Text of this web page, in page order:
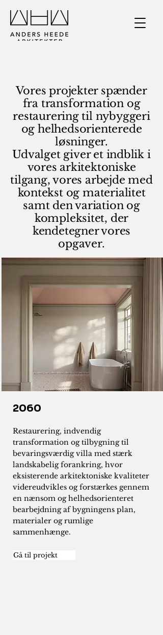
Vores projekter spænder
fra transformation og
restaurering til nybyggeri
og helhedsorienterede
løsninger.
Udvalget giver et indblik i
vores arkitektoniske
tilgang, vores arbejde med
kontekst og materialitet
samt den variation og
kompleksitet, der
kendetegner vores
opgaver.
2060
Restaurering, indvendig
transformation og tilbygning til
bevaringsværdig villa med stærk
landskabelig forankring, hvor
eksisterende arkitektoniske kvaliteter
videreudvikles og forstærkes gennem
en nænsom og helhedsorienteret
bearbejdning af bygningens plan,
materialer og rumlige
sammenhænge.
Gå til projekt